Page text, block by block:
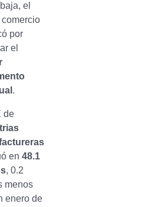
el
por
el
.
de
en 48.1
, 0.2
menos
enero de